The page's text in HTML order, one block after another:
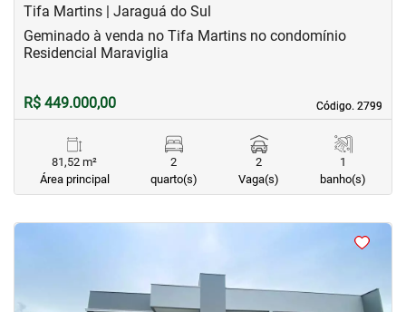
Tifa Martins | Jaraguá do Sul
Código. 2799
Código. 2799
Geminado à venda no Tifa Martins no condomínio
Residencial Maraviglia
R$ 449.000,00
81,52 m²
Área principal
2
quarto(s)
2
Vaga(s)
1
banho(s)
<